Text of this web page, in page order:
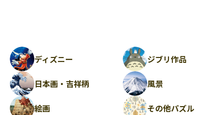
ディズニー ジブリ作品
日本画・吉祥柄 風景
絵画 その他パズル